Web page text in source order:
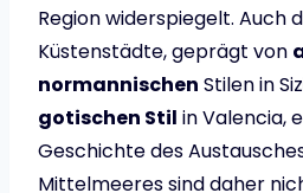
Region widerspiegelt. Auch
Küstenstädte, geprägt von
normannischen Stilen in
gotischen Stil in Valencia,
Geschichte des
Mittelmeeres sind daher